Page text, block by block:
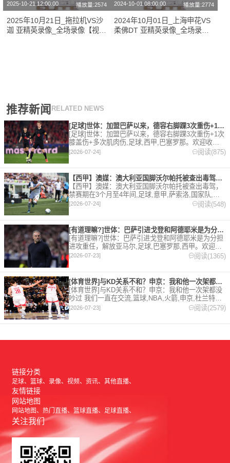
2025-10-21 12:00:00 播放量:2574
2025年10月21日_拖拉机VS沙
迦 亚精英录像_全场录像【视频
2024-10-01 08:00:00 播放量:2774
2024年10月01日_上海申花VS
柔佛DT 亚精英录像_全场录像
推荐新闻 RELATED NEWS
[足球]世体：加盟巴萨以来，德容右脚踝3次重伤+1次膝盖伤+
[足球]世体：加盟巴萨以来，德容右脚踝3次重伤+1次
膝盖伤+多次肌肉伤,足球,西甲,巴塞罗那。欢迎收藏
本站，24小时为你更新最新的足球，篮球体育资讯。
[2026-07-24] 阅读(875)
【西甲】澳媒：澳大利亚国脚沃尔帕托被查出毒驾，禁赛期在3个月
【西甲】澳媒：澳大利亚国脚沃尔帕托被查出毒驾，
禁赛期在3个月至4年间,足球,意甲,萨索洛,国家队,澳
大利亚,英超,西甲,德甲,法甲,五洲。欢迎收藏本站，
[2026-07-24] 阅读(548)
[有道理嘛?]世体：巴萨引进戈登和阿德耶米是为分担进攻重任，
[有道理嘛?]世体：巴萨引进戈登和阿德耶米是为分担
进攻重任，解放亚马尔,足球,巴塞罗那,西甲。欢迎收
藏本站，24小时为你更新最新的足球，篮球体育资
[2026-07-23] 阅读(1365)
[体育世界]与KD关系不和？申京：我和他一次架都没吵过 我们
[体育世界]与KD关系不和？申京：我和他一次架都没
吵过 我们一直在交流,篮球,NBA,火箭,申京,杜兰特。
欢迎收藏本站，24小时为你更新最新的足球，篮球体
育资讯。
[2026-07-23] 阅读(2579)
链接分类
足球 篮球 录像 视频 资讯 其他直播
友情链接
网站地图
网站地图 热门直播 篮球直播 足球直播
关注我们